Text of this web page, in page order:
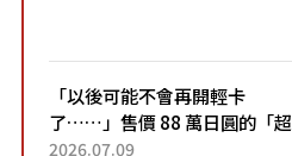
「以後可能不會再開輕卡
了……」售價 88 萬日圓的「超
迷你輕型貨車」引發兩極評
2026.07.09